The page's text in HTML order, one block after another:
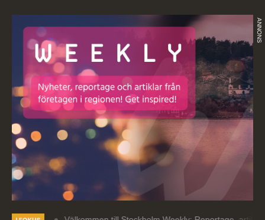
ANNONS